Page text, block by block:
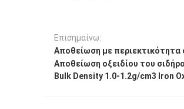
Επισημαίνω:
Αποθείωση με περιεκτικότητα
Αποθείωση οξειδίου του
Bulk Density 1.0-1.2g/cm3 Iron